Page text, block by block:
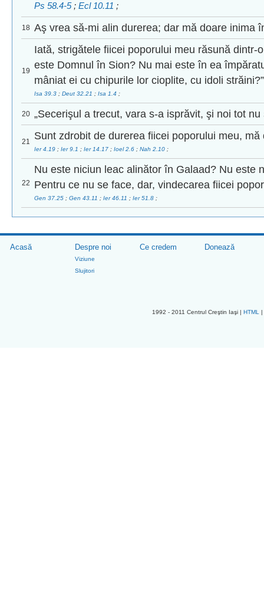
Ps 58.4-5 ; Ecl 10.11 ;
18 Aş vrea să-mi alin durerea; dar mă doare inima
19
Iată, strigătele fiicei poporului meu răsună dintr-
este Domnul în Sion? Nu mai este în ea
mâniat ei cu chipurile lor cioplite, cu idoli
Isa 39.3 ; Deut 32.21 ; Isa 1.4 ;
20 „Secerişul a trecut, vara s-a isprăvit, şi noi tot nu
21 Sunt zdrobit de durerea fiicei poporului meu,
Ier 4.19 ; Ier 9.1 ; Ier 14.17 ; Ioel 2.6 ; Nah 2.10 ;
22
Nu este niciun leac alinător în Galaad? Nu este
Pentru ce nu se face, dar, vindecarea fiicei
Gen 37.25 ; Gen 43.11 ; Ier 46.11 ; Ier 51.8 ;
Acasă Despre noi
Viziune
Slujitori
Ce credem Donează
1992 - 2011 Centrul Creştin Iaşi |HTML